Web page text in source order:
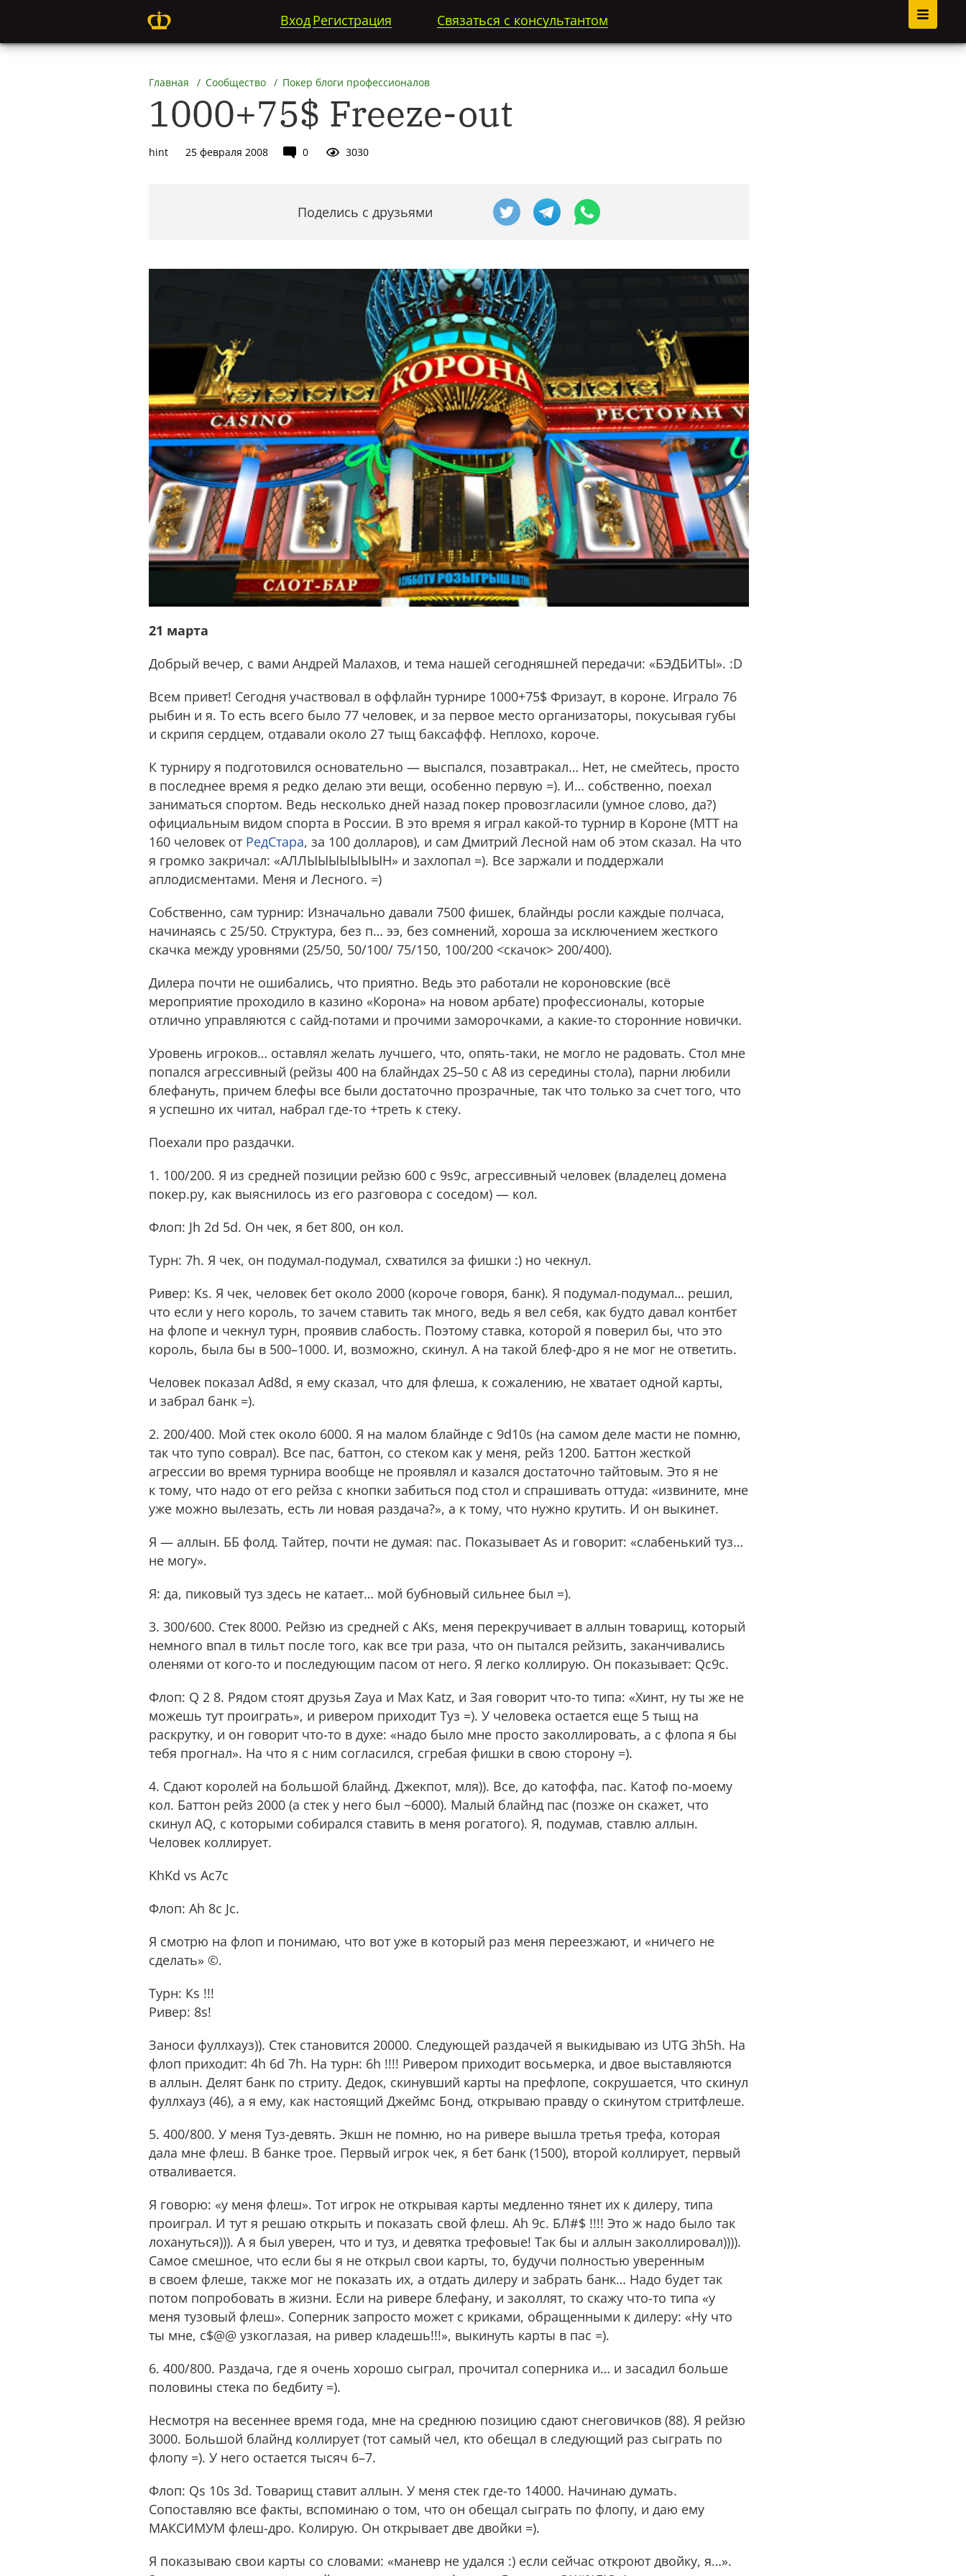
ВходРегистрация Связаться с консультантом
Главная Сообщество Покер блоги профессионалов
1000+75$ Freeze-out
hint 25 февраля 2008 0 3030
Поделись с друзьями
21 марта
Добрый вечер, с вами Андрей Малахов, и тема нашей сегодняшней передачи: «БЭДБИТЫ». :D
Всем привет! Сегодня участвовал в оффлайн турнире 1000+75$ Фризаут, в короне. Играло 76
рыбин и я. То есть всего было 77 человек, и за первое место организаторы, покусывая губы
и скрипя сердцем, отдавали около 27 тыщ баксаффф. Неплохо, короче.
К турниру я подготовился основательно — выспался, позавтракал… Нет, не смейтесь, просто
в последнее время я редко делаю эти вещи, особенно первую =). И… собственно, поехал
заниматься спортом. Ведь несколько дней назад покер провозгласили (умное слово, да?)
официальным видом спорта в России. В это время я играл какой-то турнир в Короне (МТТ на
160 человек от РедСтара, за 100 долларов), и сам Дмитрий Лесной нам об этом сказал. На что
я громко закричал: «АЛЛЫЫЫЫЫЫЫН» и захлопал =). Все заржали и поддержали
аплодисментами. Меня и Лесного. =)
Собственно, сам турнир: Изначально давали 7500 фишек, блайнды росли каждые полчаса,
начинаясь с 25/50. Структура, без п… ээ, без сомнений, хороша за исключением жесткого
скачка между уровнями (25/50, 50/100/ 75/150, 100/200 <скачок> 200/400).
Дилера почти не ошибались, что приятно. Ведь это работали не короновские (всё
мероприятие проходило в казино «Корона» на новом арбате) профессионалы, которые
отлично управляются с сайд-потами и прочими заморочками, а какие-то сторонние новички.
Уровень игроков… оставлял желать лучшего, что, опять-таки, не могло не радовать. Стол мне
попался агрессивный (рейзы 400 на блайндах 25–50 с А8 из середины стола), парни любили
блефануть, причем блефы все были достаточно прозрачные, так что только за счет того, что
я успешно их читал, набрал где-то +треть к стеку.
Поехали про раздачки.
1. 100/200. Я из средней позиции рейзю 600 с 9s9c, агрессивный человек (владелец домена
покер.ру, как выяснилось из его разговора с соседом) — кол.
Флоп: Jh 2d 5d. Он чек, я бет 800, он кол.
Турн: 7h. Я чек, он подумал-подумал, схватился за фишки :) но чекнул.
Ривер: Кs. Я чек, человек бет около 2000 (короче говоря, банк). Я подумал-подумал… решил,
что если у него король, то зачем ставить так много, ведь я вел себя, как будто давал контбет
на флопе и чекнул турн, проявив слабость. Поэтому ставка, которой я поверил бы, что это
король, была бы в 500–1000. И, возможно, скинул. А на такой блеф-дро я не мог не ответить.
Человек показал Ad8d, я ему сказал, что для флеша, к сожалению, не хватает одной карты,
и забрал банк =).
2. 200/400. Мой стек около 6000. Я на малом блайнде с 9d10s (на самом деле масти не помню,
так что тупо соврал). Все пас, баттон, со стеком как у меня, рейз 1200. Баттон жесткой
агрессии во время турнира вообще не проявлял и казался достаточно тайтовым. Это я не
к тому, что надо от его рейза с кнопки забиться под стол и спрашивать оттуда: «извините, мне
уже можно вылезать, есть ли новая раздача?», а к тому, что нужно крутить. И он выкинет.
Я — аллын. ББ фолд. Тайтер, почти не думая: пас. Показывает As и говорит: «слабенький туз…
не могу».
Я: да, пиковый туз здесь не катает… мой бубновый сильнее был =).
3. 300/600. Стек 8000. Рейзю из средней с AKs, меня перекручивает в аллын товарищ, который
немного впал в тильт после того, как все три раза, что он пытался рейзить, заканчивались
оленями от кого-то и последующим пасом от него. Я легко коллирую. Он показывает: Qc9c.
Флоп: Q 2 8. Рядом стоят друзья Zaya и Max Katz, и Зая говорит что-то типа: «Хинт, ну ты же не
можешь тут проиграть», и ривером приходит Туз =). У человека остается еще 5 тыщ на
раскрутку, и он говорит что-то в духе: «надо было мне просто заколлировать, а с флопа я бы
тебя прогнал». На что я с ним согласился, сгребая фишки в свою сторону =).
4. Сдают королей на большой блайнд. Джекпот, мля)). Все, до катоффа, пас. Катоф по-моему
кол. Баттон рейз 2000 (а стек у него был ~6000). Малый блайнд пас (позже он скажет, что
скинул AQ, с которыми собирался ставить в меня рогатого). Я, подумав, ставлю аллын.
Человек коллирует.
KhKd vs Ac7c
Флоп: Ah 8c Jc.
Я смотрю на флоп и понимаю, что вот уже в который раз меня переезжают, и «ничего не
сделать» ©.
Турн: Кs !!!
Ривер: 8s!
Заноси фуллхауз)). Стек становится 20000. Следующей раздачей я выкидываю из UTG 3h5h. На
флоп приходит: 4h 6d 7h. На турн: 6h !!!! Ривером приходит восьмерка, и двое выставляются
в аллын. Делят банк по стриту. Дедок, скинувший карты на префлопе, сокрушается, что скинул
фуллхауз (46), а я ему, как настоящий Джеймс Бонд, открываю правду о скинутом стритфлеше.
5. 400/800. У меня Туз-девять. Экшн не помню, но на ривере вышла третья трефа, которая
дала мне флеш. В банке трое. Первый игрок чек, я бет банк (1500), второй коллирует, первый
отваливается.
Я говорю: «у меня флеш». Тот игрок не открывая карты медленно тянет их к дилеру, типа
проиграл. И тут я решаю открыть и показать свой флеш. Ah 9c. БЛ#$ !!!! Это ж надо было так
лохануться))). А я был уверен, что и туз, и девятка трефовые! Так бы и аллын заколлировал)))).
Самое смешное, что если бы я не открыл свои карты, то, будучи полностью уверенным
в своем флеше, также мог не показать их, а отдать дилеру и забрать банк… Надо будет так
потом попробовать в жизни. Если на ривере блефану, и заколлят, то скажу что-то типа «у
меня тузовый флеш». Соперник запросто может с криками, обращенными к дилеру: «Ну что
ты мне, с$@@ узкоглазая, на ривер кладешь!!!», выкинуть карты в пас =).
6. 400/800. Раздача, где я очень хорошо сыграл, прочитал соперника и… и засадил больше
половины стека по бедбиту =).
Несмотря на весеннее время года, мне на среднюю позицию сдают снеговичков (88). Я рейзю
3000. Большой блайнд коллирует (тот самый чел, кто обещал в следующий раз сыграть по
флопу =). У него остается тысяч 6–7.
Флоп: Qs 10s 3d. Товарищ ставит аллын. У меня стек где-то 14000. Начинаю думать.
Сопоставляю все факты, вспоминаю о том, что он обещал сыграть по флопу, и даю ему
МАКСИМУМ флеш-дро. Колирую. Он открывает две двойки =).
Я показываю свои карты со словами: «маневр не удался :) если сейчас откроют двойку, я…».